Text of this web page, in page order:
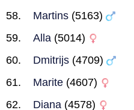
Martins (5163)
Alla (5014)
Dmitrijs (4709)
Marite (4607)
Diana (4578)